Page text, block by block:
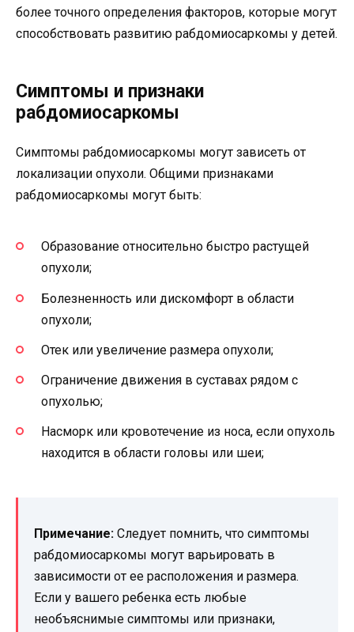
более точного определения факторов, которые могут
способствовать развитию рабдомиосаркомы у детей.
Симптомы и признаки
рабдомиосаркомы
Симптомы рабдомиосаркомы могут зависеть от
локализации опухоли. Общими признаками
рабдомиосаркомы могут быть:
Образование относительно быстро растущей
опухоли;
Болезненность или дискомфорт в области
опухоли;
Отек или увеличение размера опухоли;
Ограничение движения в суставах рядом с
опухолью;
Насморк или кровотечение из носа, если опухоль
находится в области головы или шеи;
Примечание: Следует помнить, что симптомы
рабдомиосаркомы могут варьировать в
зависимости от ее расположения и размера.
Если у вашего ребенка есть любые
необъяснимые симптомы или признаки,